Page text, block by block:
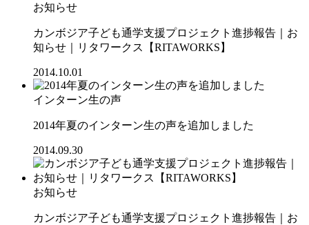
お知らせ
カンボジア子ども通学支援プロジェクト進捗報告｜お
知らせ｜リタワークス【RITAWORKS】
2014.10.01
インターン生の声
2014年夏のインターン生の声を追加しました
2014.09.30
お知らせ
カンボジア子ども通学支援プロジェクト進捗報告｜お